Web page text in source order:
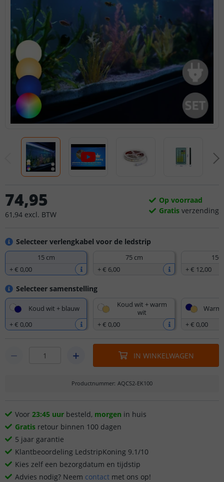
Selecteer verlengkabel voor de ledstrip
15 cm
+€ 0,00
75 cm
+€ 6,00
150
+€ 12,00
Selecteer samenstelling
Koud wit + blauw
+€ 0,00
Koud wit + warm
wit
+€ 0,00
Warm
+€ 0,00
74,95
61 ,94 excl. BTW
Op voorraad
Gratis verzending
IN WINKELWAGEN
Productnummer: AQCS2-EK100
Voor 23:45 uur besteld, morgen in huis
Gratis retour binnen 100 dagen
5 jaar garantie
Klantbeoordeling LedstripKoning 9.1/10
Kies zelf een bezorgdatum en tijdstip
Advies nodig? Neem contact met ons op!